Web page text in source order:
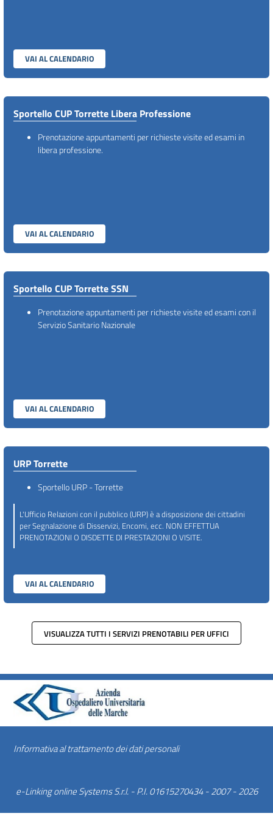
VAI AL CALENDARIO
Sportello CUP Torrette Libera Professione
Prenotazione appuntamenti per richieste visite ed esami in
libera professione.
VAI AL CALENDARIO
Sportello CUP Torrette SSN
Prenotazione appuntamenti per richieste visite ed esami con il
Servizio Sanitario Nazionale
VAI AL CALENDARIO
URP Torrette
Sportello URP - Torrette
L'Ufficio Relazioni con il pubblico (URP) è a disposizione dei cittadini
per Segnalazione di Disservizi, Encomi, ecc. NON EFFETTUA
PRENOTAZIONI O DISDETTE DI PRESTAZIONI O VISITE.
VAI AL CALENDARIO
VISUALIZZA TUTTI I SERVIZI PRENOTABILI PER UFFICI
Informativa al trattamento dei dati personali
e-Linking online Systems S.r.l.- P.I. 01615270434 - 2007 - 2026